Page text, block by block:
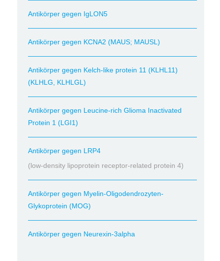
Antikörper gegen IgLON5
Antikörper gegen KCNA2 (MAUS; MAUSL)
Antikörper gegen Kelch-like protein 11 (KLHL11)
(KLHLG, KLHLGL)
Antikörper gegen Leucine-rich Glioma Inactivated
Protein 1 (LGI1)
Antikörper gegen LRP4
(low-density lipoprotein receptor-related protein 4)
Antikörper gegen Myelin-Oligodendrozyten-
Glykoprotein (MOG)
Antikörper gegen Neurexin-3alpha